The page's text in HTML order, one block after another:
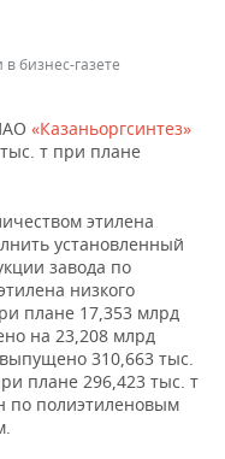
бизнес-газете
«Казаньоргсинтез»
т при плане
этилена
установленный
завода по
низкого
плане 17,353 млрд
на 23,208 млрд
310,663 тыс.
плане 296,423 тыс. т
по полиэтиленовым